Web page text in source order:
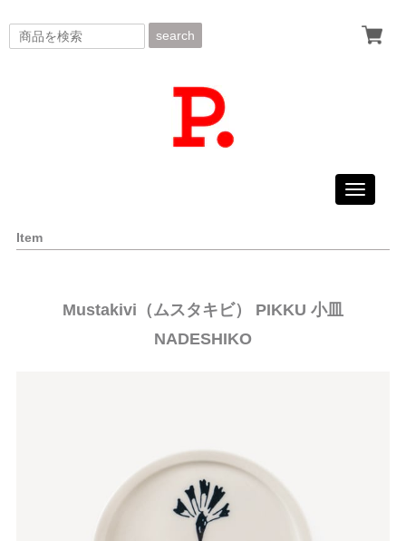
search
Toggle
Item
Mustakivi（ムスタキビ） PIKKU 小皿
NADESHIKO